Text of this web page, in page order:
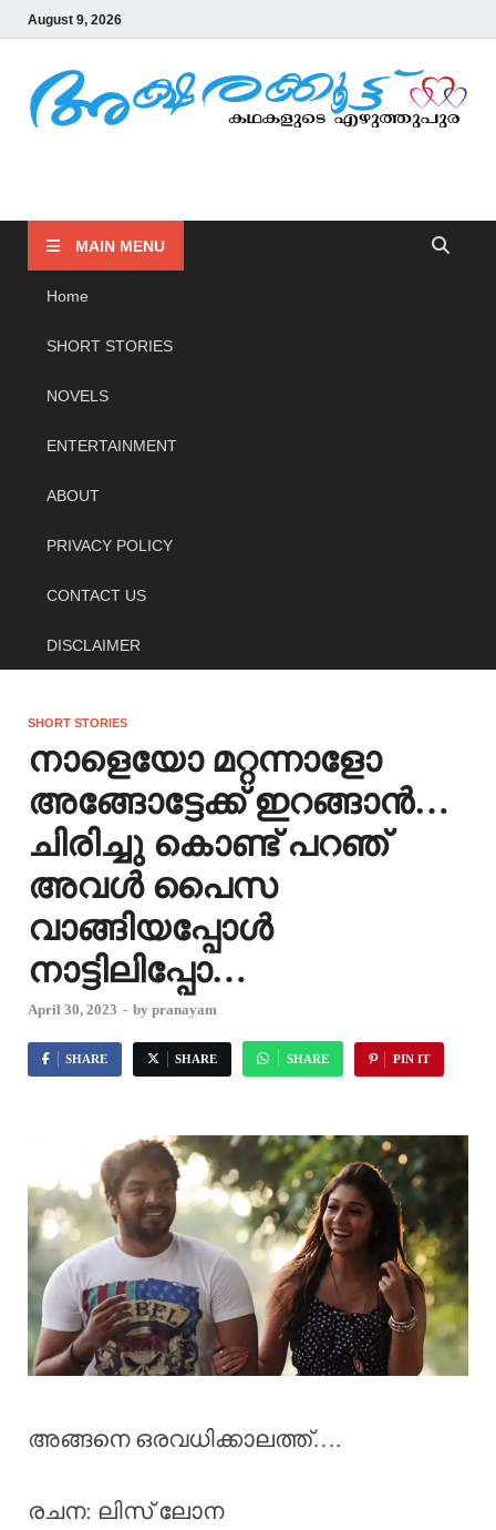
August 9, 2026
MAIN MENU
Home
SHORT STORIES
NOVELS
ENTERTAINMENT
ABOUT
PRIVACY POLICY
CONTACT US
DISCLAIMER
SHORT STORIES
നാളെയോ മറ്റന്നാളോ
അങ്ങോട്ടേക്ക് ഇറങ്ങാൻ…
ചിരിച്ചു കൊണ്ട് പറഞ്
അവൾ പൈസ
വാങ്ങിയപ്പോൾ
നാട്ടിലിപ്പോ…
April 30, 2023 - by pranayam
SHARE SHARE SHARE PIN IT
അങ്ങനെ ഒരവധിക്കാലത്ത്….
രചന: ലിസ് ലോന